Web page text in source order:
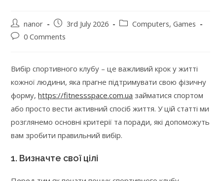
nanor 3rd July 2026
Computers, Games
0 Comments
Вибір спортивного клубу – це важливий крок у житті
кожної людини, яка прагне підтримувати свою фізичну
форму,https://fitnessspace.com.ua займатися спортом
або просто вести активний спосіб життя. У цій статті ми
розглянемо основні критерії та поради, які допоможуть
вам зробити правильний вибір.
1. Визначте свої цілі